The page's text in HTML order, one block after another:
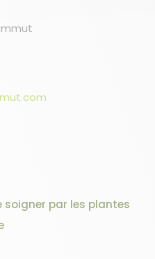
soigner par les plantes